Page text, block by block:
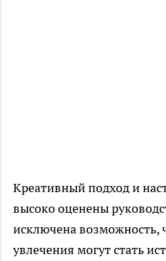
Креативный подход и
высоко оценены
исключена возможность,
увлечения могут стать